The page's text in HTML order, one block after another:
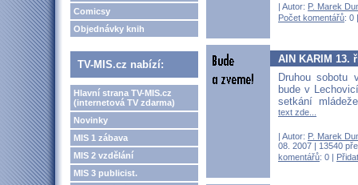
Comicsy
Objednávky knih
TV-MIS.cz nabízí:
Hlavní strana TV-MIS.cz
(internetová TV zdarma)
Novinky
MIS 1 zábava
MIS 2 vzdělání
MIS 3 publicist.
| Autor: P. Marek
Počet komentářů: 0
AIN KARIM 13.
Druhou
bude v
setkání
text zde...
| Autor: P. Marek
08. 2007 | 13540
komentářů: 0 |